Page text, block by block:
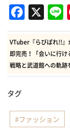
X
VTuber『らびぱれ!!』
即完売！「会いに行け
戦略と武道館への軌跡
タグ
ファッション